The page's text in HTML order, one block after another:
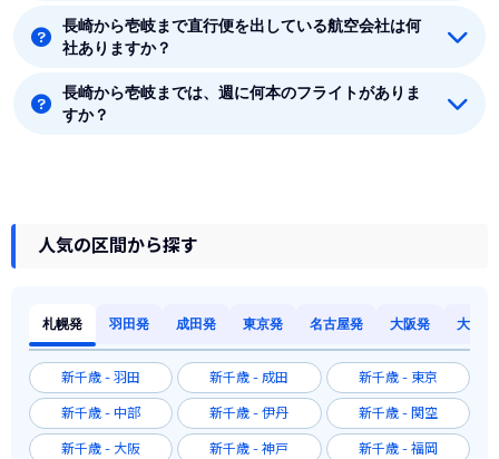
長崎から壱岐まで平均フライト時間は約30分です。
長崎から壱岐まで直行便を出している航空会社は何
社ありますか？
長崎から壱岐まで直行便を出している航空会社は2社あ
ります。
長崎から壱岐までは、週に何本のフライトがありま
すか？
人気の区間から探す
札幌発 羽田発 成田発 東京発 名古屋発 大阪発 大阪発
新千歳 - 羽田 新千歳 - 成田 新千歳 - 東京
新千歳 - 中部 新千歳 - 伊丹 新千歳 - 関空
新千歳 - 大阪 新千歳 - 神戸 新千歳 - 福岡